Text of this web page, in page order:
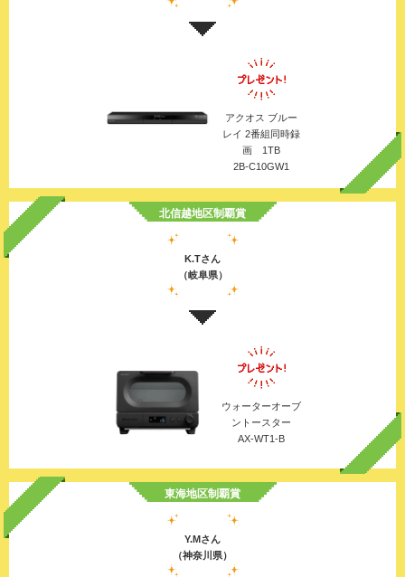
アクオス ブルー
レイ 2番組同時録
画 1TB
2B-C10GW1
北信越地区制覇賞
K.Tさん
（岐阜県）
ウォーターオーブ
ントースター
AX-WT1-B
東海地区制覇賞
Y.Mさん
（神奈川県）